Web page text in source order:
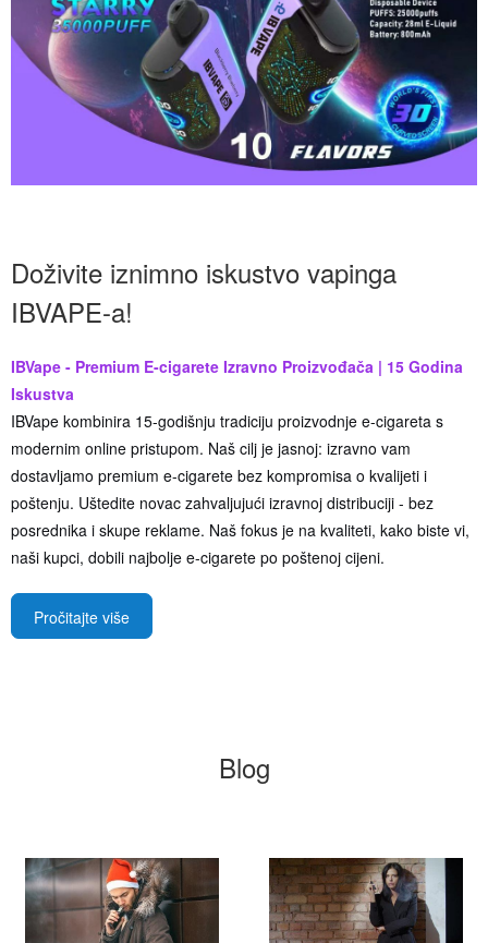
Doživite iznimno iskustvo vapinga
IBVAPE-a!
IBVape - Premium E-cigarete Izravno Proizvođača | 15 Godina
Iskustva
IBVape kombinira 15-godišnju tradiciju proizvodnje e-cigareta s
modernim online pristupom. Naš cilj je jasnoj: izravno vam
dostavljamo premium e-cigarete bez kompromisa o kvalijeti i
poštenju. Uštedite novac zahvaljujući izravnoj distribuciji - bez
posrednika i skupe reklame. Naš fokus je na kvaliteti, kako biste vi,
naši kupci, dobili najbolje e-cigarete po poštenoj cijeni.
Pročitajte više
Blog